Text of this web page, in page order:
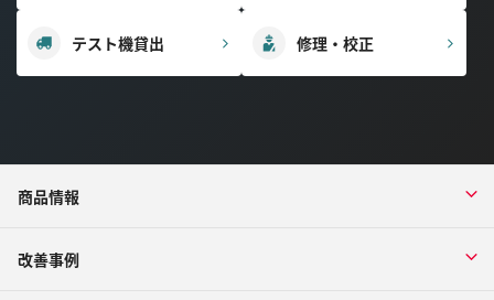
テスト機貸出 修理・校正
商品情報
改善事例